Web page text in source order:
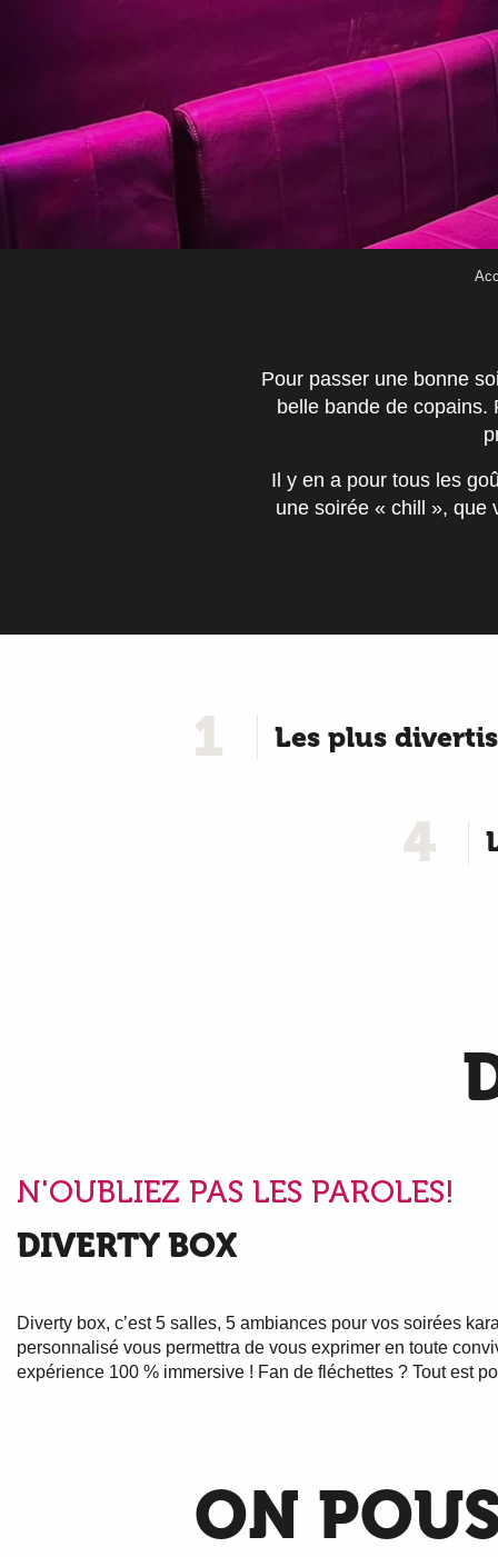
Pour passer une bonne
belle bande de
Il y en a pour tous les
une soirée « chill », que
1 Les plus
4
N'OUBLIEZ PAS LES PAROLES!
DIVERTY BOX
Diverty box, c’est 5 salles, 5 ambiances pour vos soirées
personnalisé vous permettra de vous exprimer en toute
expérience 100 % immersive ! Fan de fléchettes ? Tout est
ON